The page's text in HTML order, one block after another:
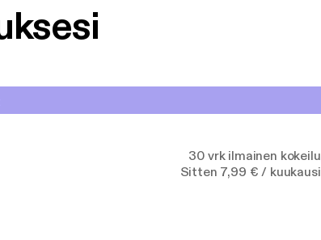
30 vrk ilmainen kokeilu
Sitten 7,99 € / kuukausi